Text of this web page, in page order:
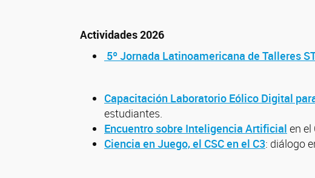
Actividades 2026
5º Jornada Latinoamericana de Talleres
Capacitación Laboratorio Eólico Digital
estudiantes.
Encuentro sobre Inteligencia Artificial en el
Ciencia en Juego, el CSC en el C3: diálogo